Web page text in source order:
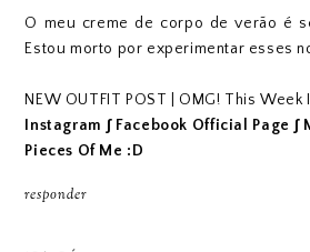
O meu creme de corpo de verão é
Estou morto por experimentar esses
NEW OUTFIT POST | OMG! This Week
Instagram ∫ Facebook Official Page ∫
Pieces Of Me :D
responder